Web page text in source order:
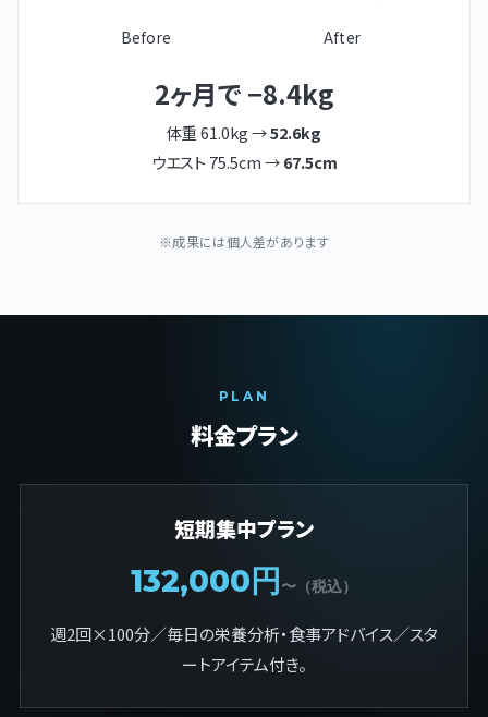
Before After
2ヶ月で −8.4kg
体重 61.0kg →52.6kg
ウエスト 75.5cm →67.5cm
※成果には個人差があります
PLAN
料金プラン
短期集中プラン
132,000円 〜（税込）
週2回×100分／毎日の栄養分析・食事アドバイス／スタ
ートアイテム付き。